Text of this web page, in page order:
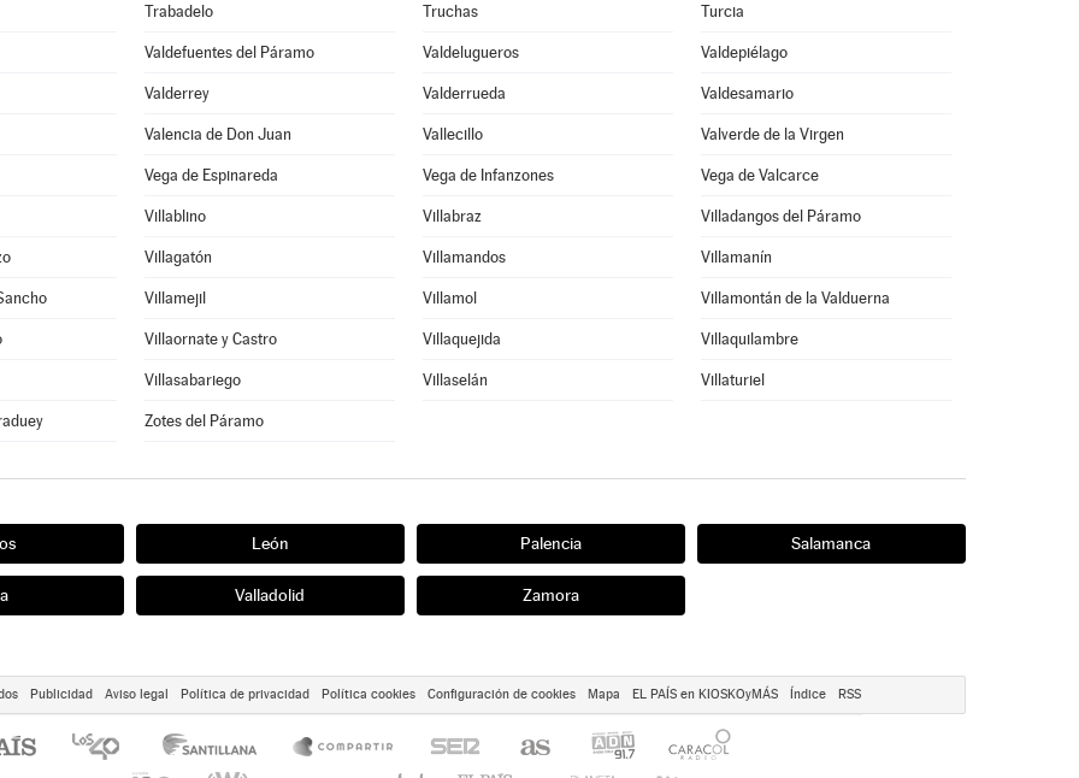
Trabadelo Truchas Turcia
Valdefuentes del Páramo Valdelugueros Valdepiélago
Valderrey Valderrueda Valdesamario
Valencia de Don Juan Vallecillo Valverde de la Virgen
Vega de Espinareda Vega de Infanzones Vega de Valcarce
Villablino Villabraz Villadangos del Páramo
Villagatón Villamandos Villamanín
Villamejil Villamol Villamontán de la Valduerna
Villaornate y Castro Villaquejida Villaquilambre
Villasabariego Villaselán Villaturiel
Zotes del Páramo
León Palencia Salamanca
Valladolid Zamora
Publicidad Aviso legal Política de privacidad Política cookies Configuración de cookies Mapa EL PAÍS en KIOSKOyMÁS Índice RSS